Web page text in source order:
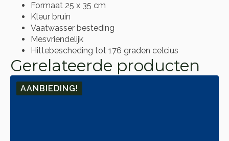
Formaat 25 x 35 cm
Kleur bruin
Vaatwasser besteding
Mesvriendelijk
Hittebescheding tot 176 graden celcius
Gerelateerde producten
AANBIEDING!